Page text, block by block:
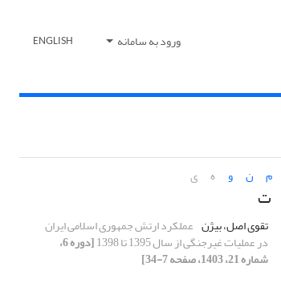
ورود به سامانه ENGLISH
م ن و ه ی
ت
تقوی اصل، بیژن عملکرد ارتش جمهوری اسلامی ایران
در عملیات غیرجنگی از سال 1395 تا 1398 [دوره 6،
شماره 21، 1403، صفحه 7-34]